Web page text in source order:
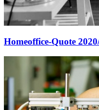
Homeoffice-Quote